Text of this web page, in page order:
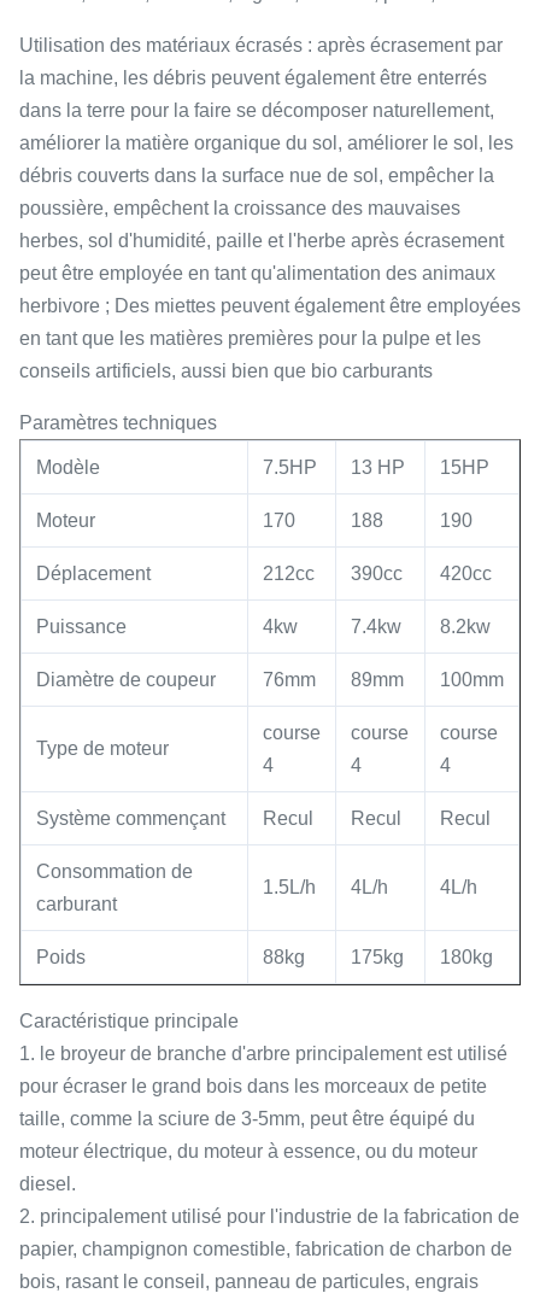
Utilisation des matériaux écrasés : après écrasement par
la machine, les débris peuvent également être enterrés
dans la terre pour la faire se décomposer naturellement,
améliorer la matière organique du sol, améliorer le sol, les
débris couverts dans la surface nue de sol, empêcher la
poussière, empêchent la croissance des mauvaises
herbes, sol d'humidité, paille et l'herbe après écrasement
peut être employée en tant qu'alimentation des animaux
herbivore ; Des miettes peuvent également être employées
en tant que les matières premières pour la pulpe et les
conseils artificiels, aussi bien que bio carburants
Paramètres techniques
Modèle 7.5HP 13 HP 15HP
Moteur 170 188 190
Déplacement 212cc 390cc 420cc
Puissance 4kw 7.4kw 8.2kw
Diamètre de coupeur 76mm 89mm 100mm
Type de moteur
course
4
course
4
course
4
Système commençant Recul Recul Recul
Consommation de
carburant
1.5L/h 4L/h 4L/h
Poids 88kg 175kg 180kg
Caractéristique principale
1. le broyeur de branche d'arbre principalement est utilisé
pour écraser le grand bois dans les morceaux de petite
taille, comme la sciure de 3-5mm, peut être équipé du
moteur électrique, du moteur à essence, ou du moteur
diesel.
2. principalement utilisé pour l'industrie de la fabrication de
papier, champignon comestible, fabrication de charbon de
bois, rasant le conseil, panneau de particules, engrais